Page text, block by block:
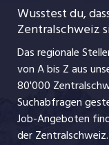
Führungspositionen
Jobline
schaffu.ch (VS)
ajourjob.ch
Wusstest du,
Zentralschweiz
Das regionale
von A bis Z aus
80'000
Suchabfragen
Job-Angeboten
der Zentralschweiz.